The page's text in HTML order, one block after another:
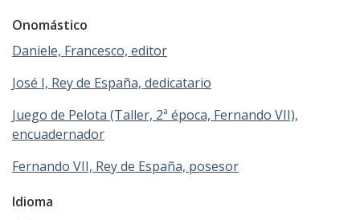
Onomástico
Daniele, Francesco, editor
José I, Rey de España, dedicatario
Juego de Pelota (Taller, 2ª época, Fernando VII),
encuadernador
Fernando VII, Rey de España, posesor
Idioma